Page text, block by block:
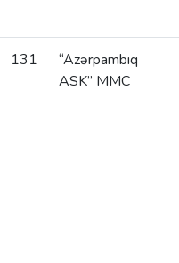
131
“Azərpambıq
ASK” MMC